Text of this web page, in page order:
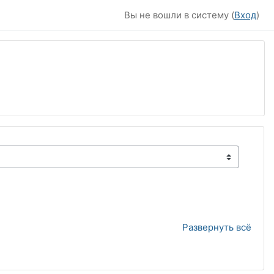
Вы не вошли в систему (Вход)
Развернуть всё